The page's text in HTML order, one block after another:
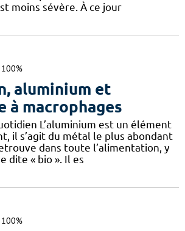
moins sévère. À ce jour
100%
aluminium et
à macrophages
L’aluminium est un élément
il s’agit du métal le plus abondant
dans toute l’alimentation, y
dite « bio ». Il es
100%